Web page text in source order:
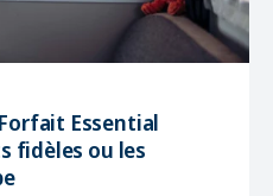
Essential
fidèles ou les